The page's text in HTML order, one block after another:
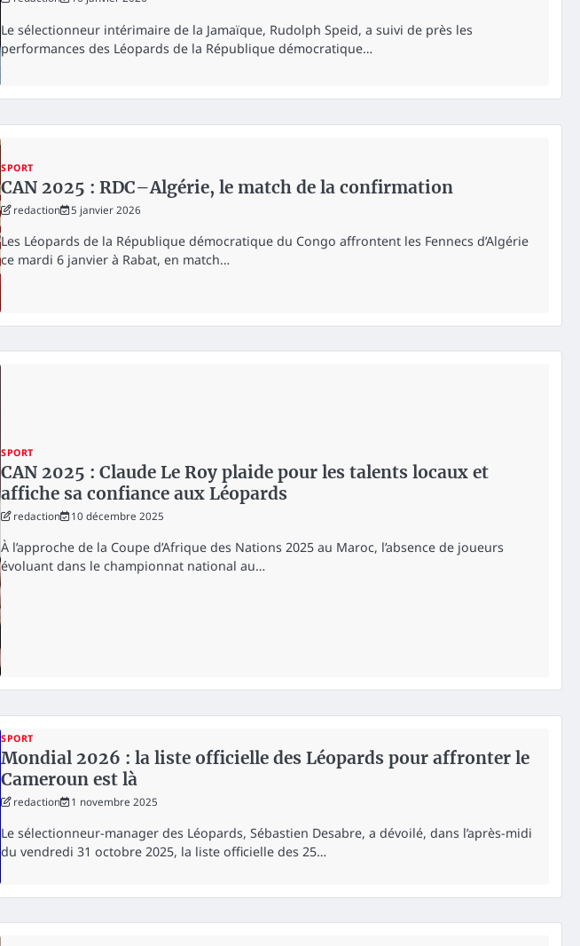
Le sélectionneur intérimaire de la Jamaïque, Rudolph Speid, a suivi de près les
performances des Léopards de la République démocratique…
SPORT
CAN 2025 : RDC–Algérie, le match de la confirmation
redaction 5 janvier 2026
Les Léopards de la République démocratique du Congo affrontent les Fennecs d’Algérie
ce mardi 6 janvier à Rabat, en match…
SPORT
CAN 2025 : Claude Le Roy plaide pour les talents locaux et
affiche sa confiance aux Léopards
redaction 10 décembre 2025
À l’approche de la Coupe d’Afrique des Nations 2025 au Maroc, l’absence de joueurs
évoluant dans le championnat national au…
SPORT
Mondial 2026 : la liste officielle des Léopards pour affronter le
Cameroun est là
redaction 1 novembre 2025
Le sélectionneur-manager des Léopards, Sébastien Desabre, a dévoilé, dans l’après-midi
du vendredi 31 octobre 2025, la liste officielle des 25…